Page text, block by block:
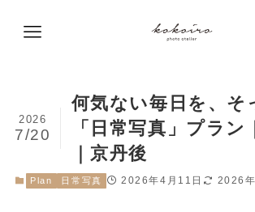
何気ない毎日を、そ
「日常写真」プラン
｜京丹後
2026
7/20
Plan 日常写真 2026年4月11日 2026